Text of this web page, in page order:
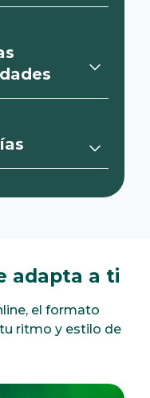
adapta a ti
el formato
ritmo y estilo de